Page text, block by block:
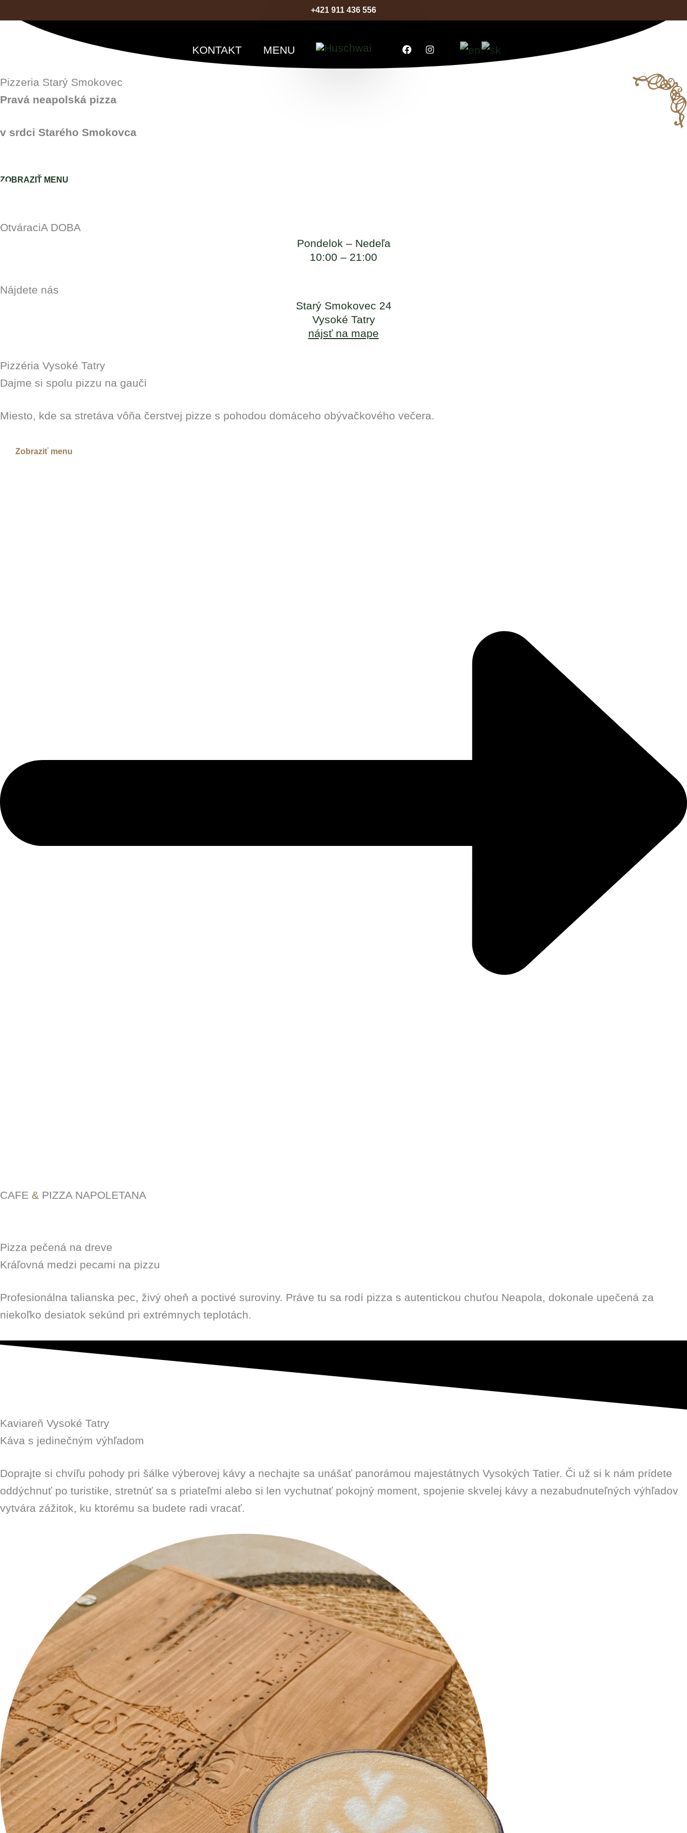
+421 911 436 556
KONTAKT MENU
Pizzeria Starý Smokovec
Pravá neapolská pizza
v srdci Starého Smokovca
ZOBRAZIŤ MENU
OtváraciA DOBA
Pondelok – Nedeľa
10:00 – 21:00
Nájdete nás
Starý Smokovec 24
Vysoké Tatry
nájsť na mape
Pizzéria Vysoké Tatry
Dajme si spolu pizzu na gauči
Miesto, kde sa stretáva vôňa čerstvej pizze s pohodou domáceho obývačkového večera.
Zobraziť menu
CAFE & PIZZA NAPOLETANA
Pizza pečená na dreve
Kráľovná medzi pecami na pizzu
Profesionálna talianska pec, živý oheň a poctivé suroviny. Práve tu sa rodí pizza s autentickou chuťou Neapola, dokonale upečená za
niekoľko desiatok sekúnd pri extrémnych teplotách.
Kaviareň Vysoké Tatry
Káva s jedinečným výhľadom
Doprajte si chvíľu pohody pri šálke výberovej kávy a nechajte sa unášať panorámou majestátnych Vysokých Tatier. Či už si k nám prídete
oddýchnuť po turistike, stretnúť sa s priateľmi alebo si len vychutnať pokojný moment, spojenie skvelej kávy a nezabudnuteľných výhľadov
vytvára zážitok, ku ktorému sa budete radi vracať.